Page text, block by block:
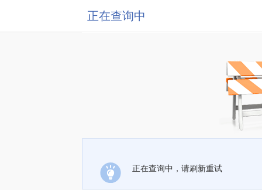
正在查询中
正在查询中，请刷新重试